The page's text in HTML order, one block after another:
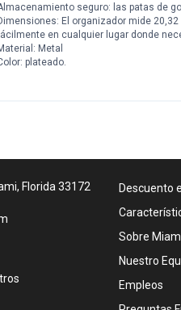
seguro: las patas de
El organizador mide
en cualquier lugar donde
Metal
plateado.
Florida 33172
Descuento
Sobre
Nuestro
Empleos